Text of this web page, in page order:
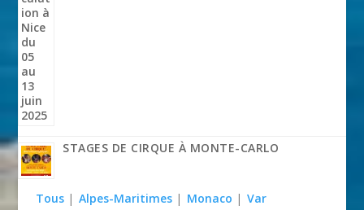
STAGES DE CIRQUE À MONTE-CARLO
Tous | Alpes-Maritimes | Monaco | Var